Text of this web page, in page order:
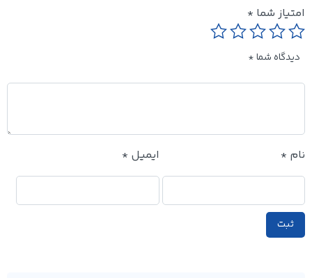
امتیاز شما*
دیدگاه شما*
نام* ایمیل*